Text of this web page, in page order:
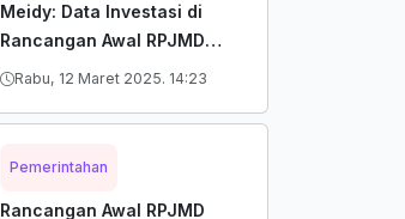
Meidy: Data Investasi di
Rancangan Awal RPJMD
2025-2029 Masih akan
Rabu, 12 Maret 2025. 14:23
Pemerintahan
Rancangan Awal RPJMD